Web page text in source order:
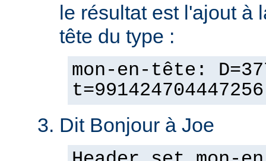
le résultat est l'ajout à
tête du type :
mon-en-tête:
t=991424704447256
Dit Bonjour à Joe